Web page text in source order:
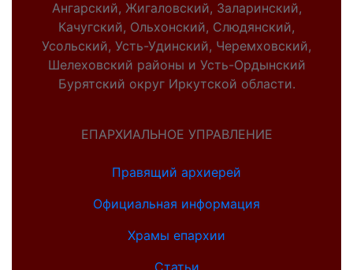
Ангарский, Жигаловский, Заларинский,
Качугский, Ольхонский, Слюдянский,
Усольский, Усть-Удинский, Черемховский,
Шелеховский районы и Усть-Ордынский
Бурятский округ Иркутской области.
ЕПАРХИАЛЬНОЕ УПРАВЛЕНИЕ
Правящий архиерей
Официальная информация
Храмы епархии
Статьи